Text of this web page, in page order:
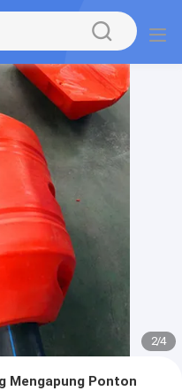
2/4
Mengapung Ponton